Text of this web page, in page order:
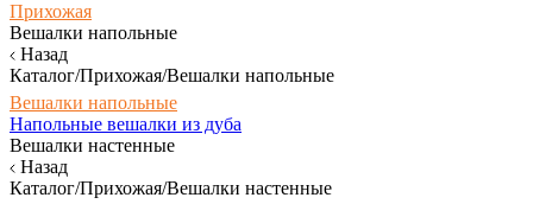
Прихожая
Вешалки напольные
Назад
Каталог/Прихожая/Вешалки напольные
Вешалки напольные
Напольные вешалки из дуба
Вешалки настенные
Назад
Каталог/Прихожая/Вешалки настенные